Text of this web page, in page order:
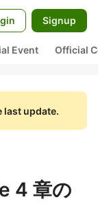
Signup
Event Official
last update.
4 章の